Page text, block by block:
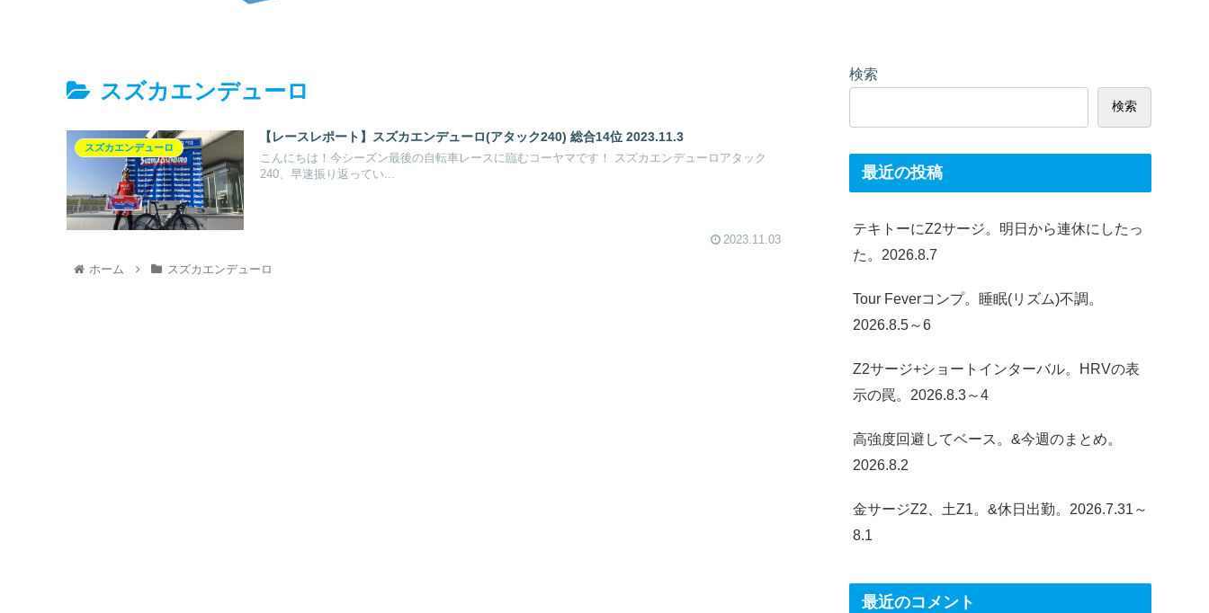
スズカエンデューロ
スズカエンデューロ
【レースレポート】スズカエンデューロ(アタック240) 総合14位 2023.11.3
こんにちは！今シーズン最後の自転車レースに臨むコーヤマです！ スズカエンデューロアタック
240、早速振り返ってい...
2023.11.03
ホーム スズカエンデューロ
検索
検索
最近の投稿
テキトーにZ2サージ。明日から連休にしたっ
た。2026.8.7
Tour Feverコンプ。睡眠(リズム)不調。
2026.8.5～6
Z2サージ+ショートインターバル。HRVの表
示の罠。2026.8.3～4
高強度回避してベース。&今週のまとめ。
2026.8.2
金サージZ2、土Z1。&休日出勤。2026.7.31～
8.1
最近のコメント